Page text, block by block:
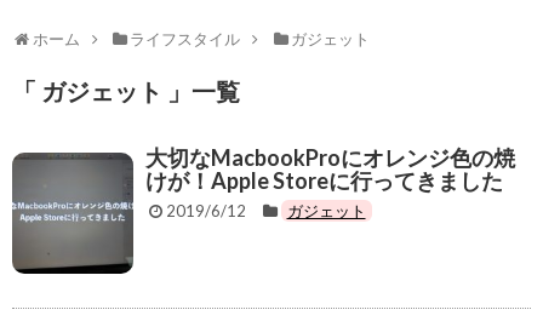
ホーム ライフスタイル ガジェット
「 ガジェット 」一覧
大切なMacbookProにオレンジ色の焼
けが！Apple Storeに行ってきました
2019/6/12 ガジェット
ライフハック
資産運用
趣味とエンタメ